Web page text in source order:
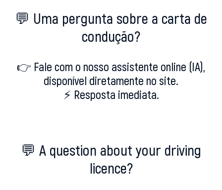
💬 Uma pergunta sobre a carta de
condução?
👉 Fale com o nosso assistente online (IA),
disponível diretamente no site.
⚡ Resposta imediata.
💬 A question about your driving
licence?